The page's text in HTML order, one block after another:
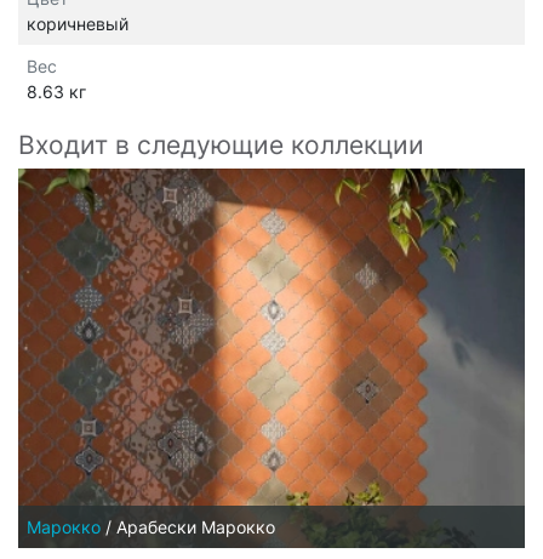
коричневый
Вес
8.63 кг
Входит в следующие коллекции
Марокко / Арабески Марокко